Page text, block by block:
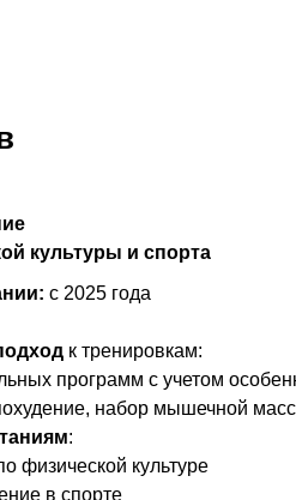
культуры и спорта
с 2025 года
к тренировкам:
программ с учетом
набор мышечной
:
физической культуре
в спорте